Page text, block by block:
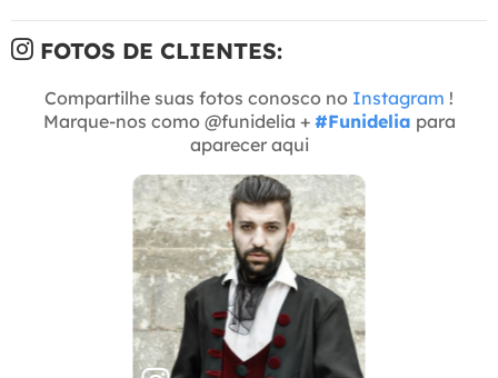
FOTOS DE CLIENTES:
Compartilhe suas fotos conosco no Instagram !
Marque-nos como @funidelia + #Funidelia para
aparecer aqui